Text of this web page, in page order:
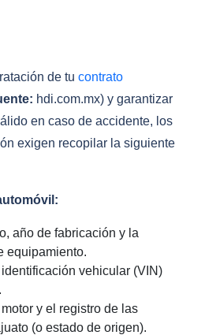
de tu contrato
hdi.com.mx) y garantizar
en caso de accidente, los
exigen recopilar la siguiente
año de fabricación y la
equipamiento.
vehicular (VIN)
y el registro de las
(o estado de origen).